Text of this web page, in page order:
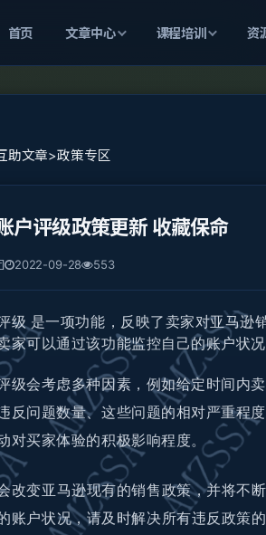
首页 文章中心 课程培训 资
助文章>政策专区
户评级政策更新 收藏保命
2022-09-28 553
级 是一项功能，反映了卖家对亚马逊
家可以通过该功能监控自己的账户状
级会考虑多种因素，例如给定时间内
反问题数量、这些问题的相对严重程
对买家体验的积极影响程度。
改变亚马逊现有的销售政策，并将不
账户状况，请及时解决所有违反政策